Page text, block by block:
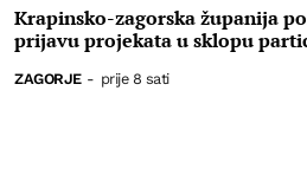
Krapinsko-zagorska županija
prijavu projekata u sklopu
ZAGORJE - prije 8 sati